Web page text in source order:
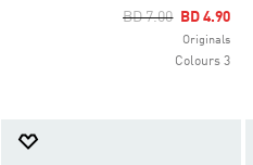
Price Reduced From
BD 7.00ToBD 4.90
Originals
3 Colours